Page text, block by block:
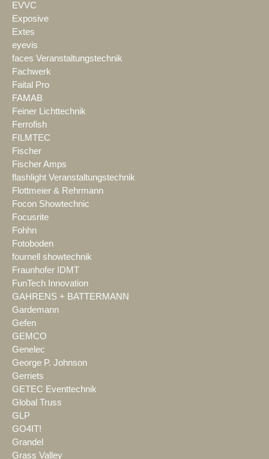
EVVC
Exposive
Extes
eyevis
faces Veranstaltungstechnik
Fachwerk
Faital Pro
FAMAB
Feiner Lichttechnik
Ferrofish
FILMTEC
Fischer
Fischer Amps
flashlight Veranstaltungstechnik
Flottmeier & Rehrmann
Focon Showtechnic
Focusrite
Fohhn
Fotoboden
fournell showtechnik
Fraunhofer IDMT
FunTech Innovation
GAHRENS + BATTERMANN
Gardemann
Gefen
GEMCO
Genelec
George P. Johnson
Gerriets
GETEC Eventtechnik
Global Truss
GLP
GO4IT!
Grandel
Grass Valley